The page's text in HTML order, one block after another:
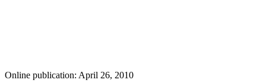
Online publication: April 26, 2010